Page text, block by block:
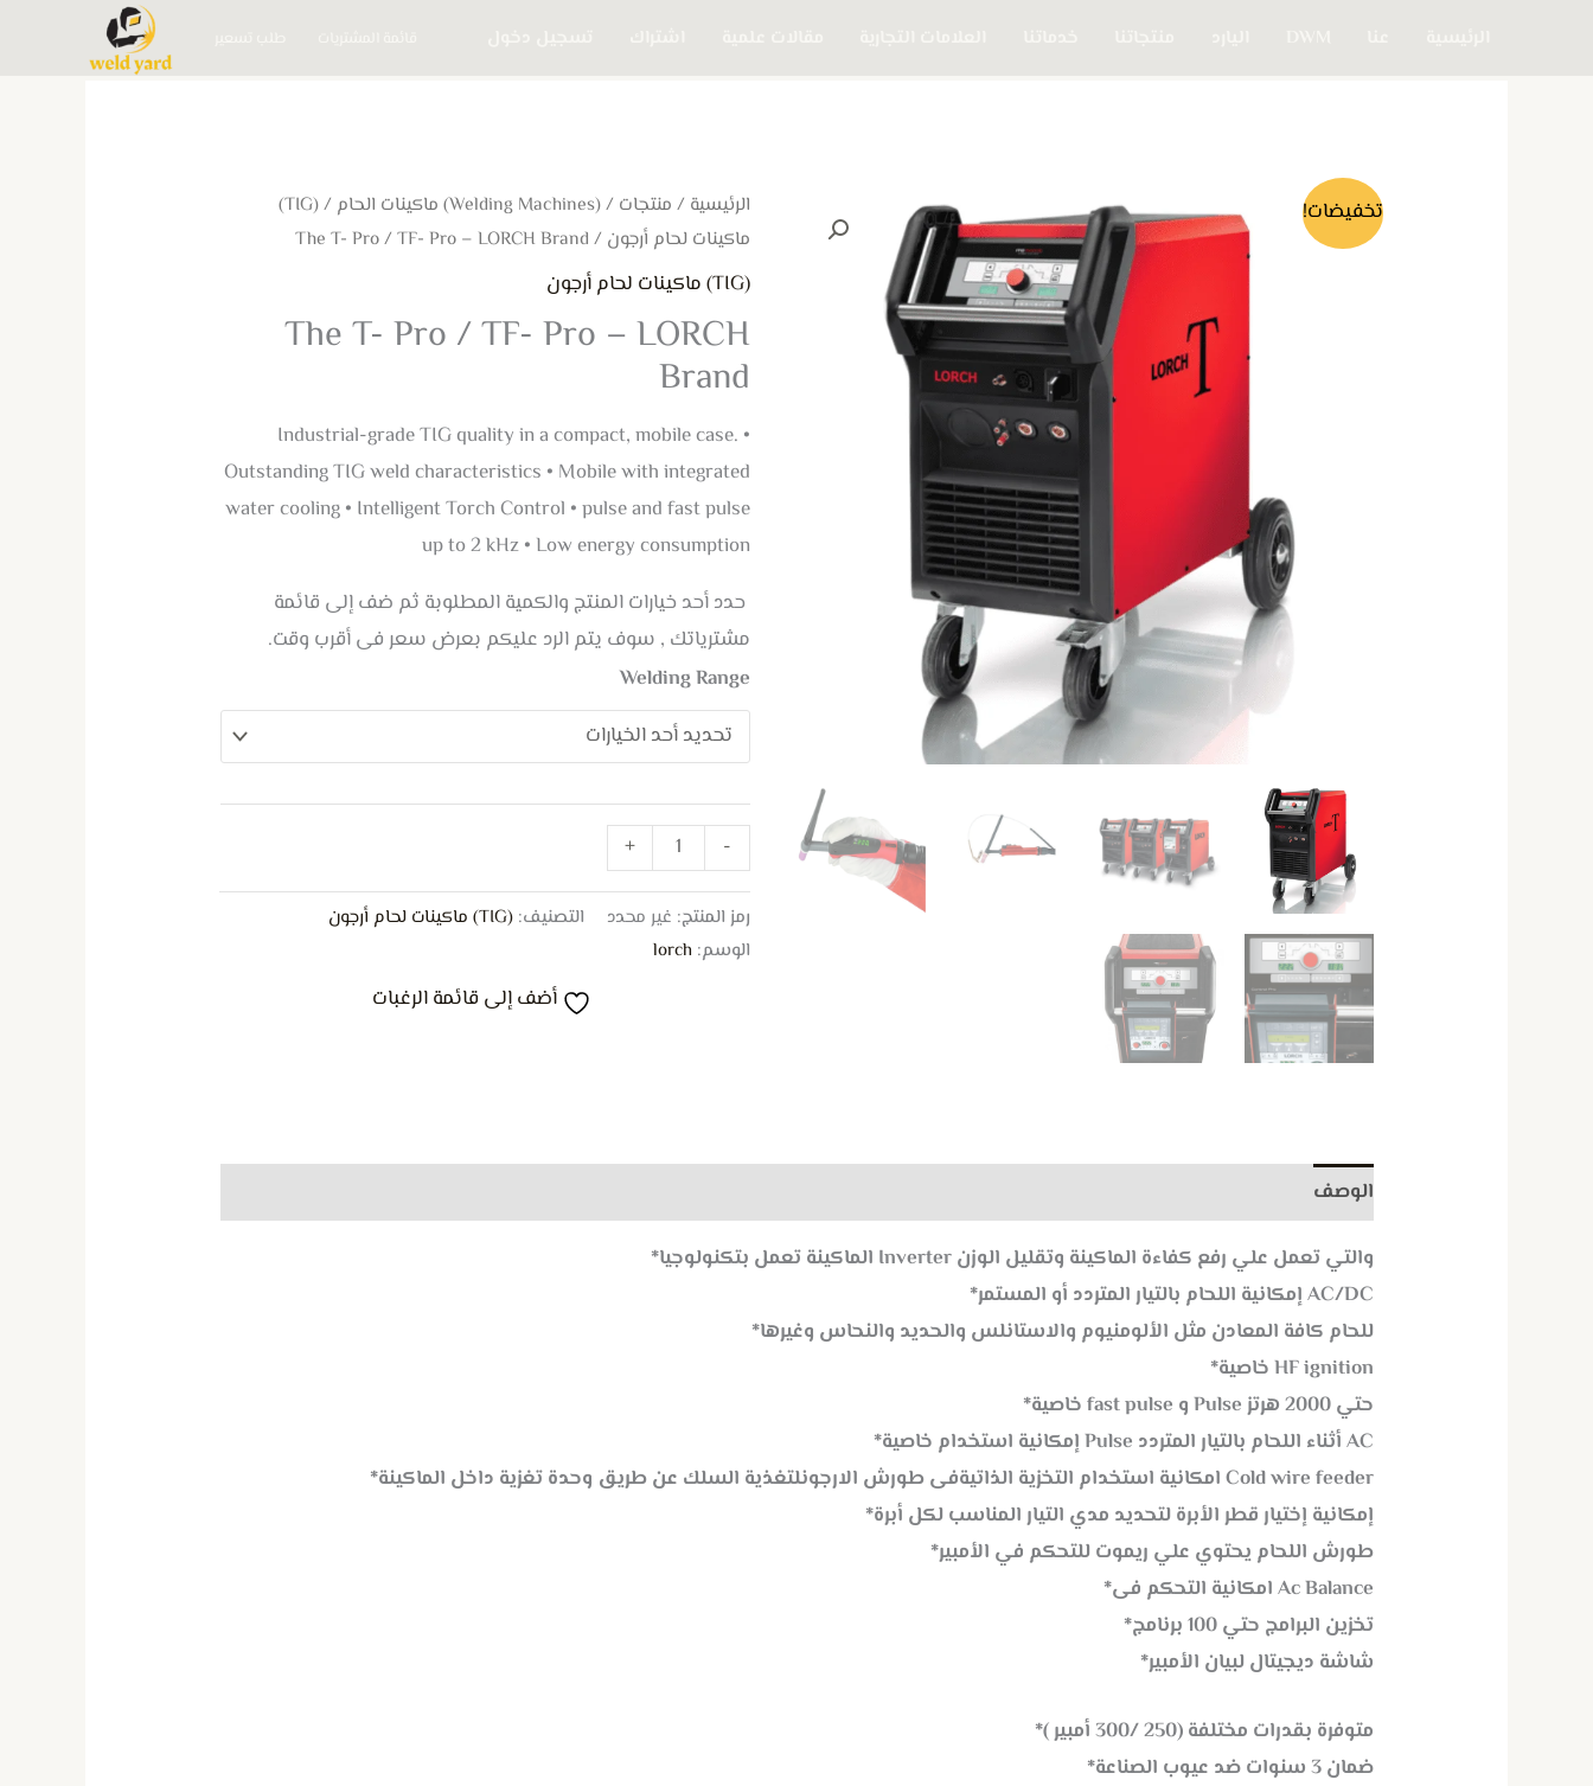
تخفيضات! الرئيسية / منتجات /(Welding Machines) ماكينات الحام /
(TIG)
ماكينات لحام أرجون / The T- Pro / TF- Pro – LORCH Brand
(TIG) ماكينات لحام أرجون
The T- Pro / TF- Pro – LORCH
Brand
Industrial-grade TIG quality in a compact, mobile case. •
Outstanding TIG weld characteristics • Mobile with integrated
water cooling • Intelligent Torch Control • pulse and fast pulse
up to 2 kHz • Low energy consumption
حدد أحد خيارات المنتج والكمية المطلوبة ثم ضف إلى قائمة
مشترياتك , سوف يتم الرد عليكم بعرض سعر فى أقرب وقت.
Welding Range
-
كمية
The
T-
Pro
/
TF-
Pro
–
LORCH
Brand
+
رمز المنتج: غير محدد التصنيف: (TIG) ماكينات لحام أرجون
الوسم: lorch
أضف إلى قائمة الرغبات
الوصف
والتي تعمل علي رفع كفاءة الماكينة وتقليل الوزن Inverter الماكينة تعمل بتكنولوجيا*
AC/DC إمكانية اللحام بالتيار المتردد أو المستمر*
للحام كافة المعادن مثل الألومنيوم والاستانلس والحديد والنحاس وغيرها*
HF ignition خاصية*
حتي 2000 هرتز Pulse و fast pulse خاصية*
AC أثناء اللحام بالتيار المتردد Pulse إمكانية استخدام خاصية*
Cold wire feeder امكانية استخدام التخزية الذاتيةفى طورش الارجونلتغذية السلك عن طريق وحدة تغزية داخل الماكينة*
إمكانية إختيار قطر الأبرة لتحديد مدي التيار المناسب لكل أبرة*
طورش اللحام يحتوي علي ريموت للتحكم في الأمبير*
Ac Balance امكانية التحكم فى*
تخزين البرامج حتي 100 برنامج*
شاشة ديجيتال لبيان الأمبير*
متوفرة بقدرات مختلفة (250 /300 أمبير )*
ضمان 3 سنوات ضد عيوب الصناعة*